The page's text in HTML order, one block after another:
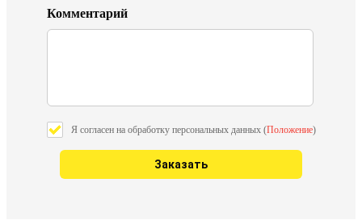
Комментарий
Я согласен на обработку персональных данных (Положение)